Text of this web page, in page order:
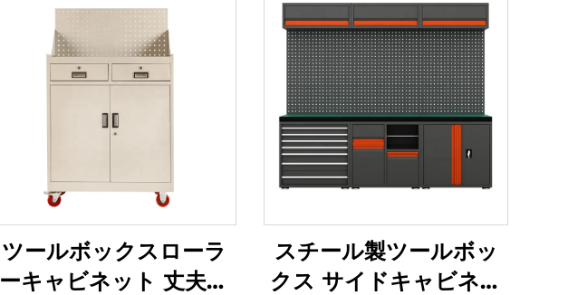
ツールボックスローラ
ーキャビネット 丈夫な
スチール製ツールボッ
クス サイドキャビネッ